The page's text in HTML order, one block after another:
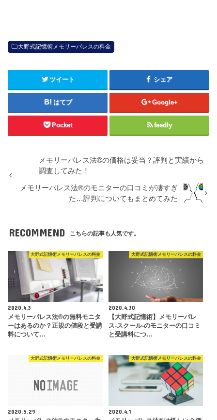
大野式記憶術メモリーパレスの料金
ツイート シェア
はてブ Google+
Pocket feedly
メモリーパレス法®︎の価格は妥当？評判と実績から
調査してみた！
メモリーパレス法®︎のモニターの口コミが凄すぎ
た…評判についてもまとめてみた
RECOMMEND こちらの記事も人気です。
大野式記憶術メモリーパレスの料金
2020.4.3
メモリーパレス法®︎の無料モニタ
ーはあるのか？正規の値段と受講
料について…
大野式記憶術メモリーパレスの料金
2020.4.30
【大野式記憶術】メモリーパレ
ス-スクール-のモニターの口コミ
と受講料につ…
大野式記憶術メモリーパレスの料金
2020.5.29
大野式記憶術メモリーパレスの料金
2020.4.1